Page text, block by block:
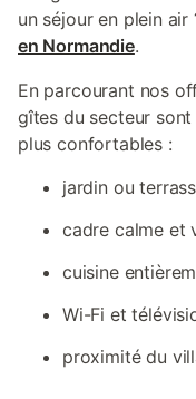
un séjour en plein
en Normandie.
En parcourant nos
gîtes du secteur
plus confortables :
jardin ou
cadre calme et
cuisine
Wi-Fi et
proximité du